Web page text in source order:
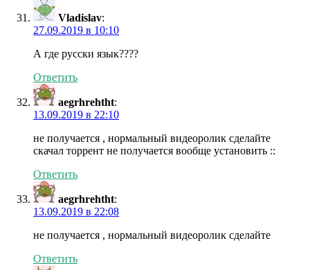
Vladislav:
27.09.2019 в 10:10
А где русски язык????
Ответить
aegrhrehtht:
13.09.2019 в 22:10
не получается , нормальный видеоролик сделайте
скачал торрент не получается вообще установить ::
Ответить
aegrhrehtht:
13.09.2019 в 22:08
не получается , нормальный видеоролик сделайте
Ответить